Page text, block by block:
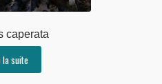
caperata
la suite